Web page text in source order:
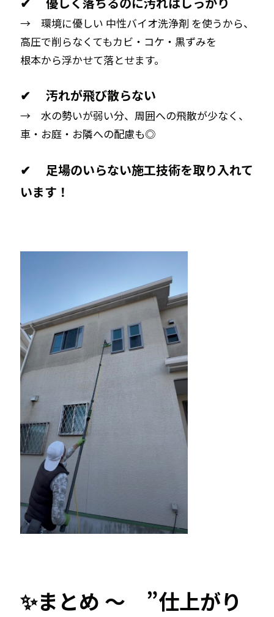
→ 環境に優しい 中性バイオ洗浄剤 を使うから、
高圧で削らなくてもカビ・コケ・黒ずみを
根本から浮かせて落とせます。
✔ 汚れが飛び散らない
→ 水の勢いが弱い分、周囲への飛散が少なく、
車・お庭・お隣への配慮も◎
✔ 足場のいらない施工技術を取り入れて
います！
✨まとめ ～ ”仕上がり